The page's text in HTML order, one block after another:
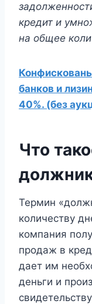
кредит и
на общее
банков и
40%. (без
Что
Термин
количеству
компания
продаж в
дает им
деньги и